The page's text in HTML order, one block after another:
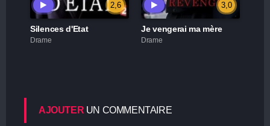
2,6
Silences d'Etat
Drame
3,0
Je vengerai ma mère
Drame
AJOUTER UN COMMENTAIRE